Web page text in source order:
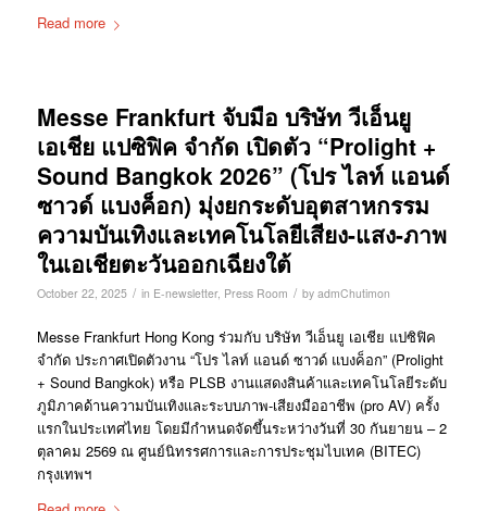
Read more
Messe Frankfurt จับมือ บริษัท วีเอ็นยู
เอเชีย แปซิฟิค จำกัด เปิดตัว “Prolight +
Sound Bangkok 2026” (โปร ไลท์ แอนด์
ซาวด์ แบงค็อก) มุ่งยกระดับอุตสาหกรรม
ความบันเทิงและเทคโนโลยีเสียง-แสง-ภาพ
ในเอเชียตะวันออกเฉียงใต้
October 22, 2025 / in E-newsletter, Press Room / by admChutimon
Messe Frankfurt Hong Kong ร่วมกับ บริษัท วีเอ็นยู เอเชีย แปซิฟิค
จำกัด ประกาศเปิดตัวงาน “โปร ไลท์ แอนด์ ซาวด์ แบงค็อก” (Prolight
+ Sound Bangkok) หรือ PLSB งานแสดงสินค้าและเทคโนโลยีระดับ
ภูมิภาคด้านความบันเทิงและระบบภาพ-เสียงมืออาชีพ (pro AV) ครั้ง
แรกในประเทศไทย โดยมีกำหนดจัดขึ้นระหว่างวันที่ 30 กันยายน – 2
ตุลาคม 2569 ณ ศูนย์นิทรรศการและการประชุมไบเทค (BITEC)
กรุงเทพฯ